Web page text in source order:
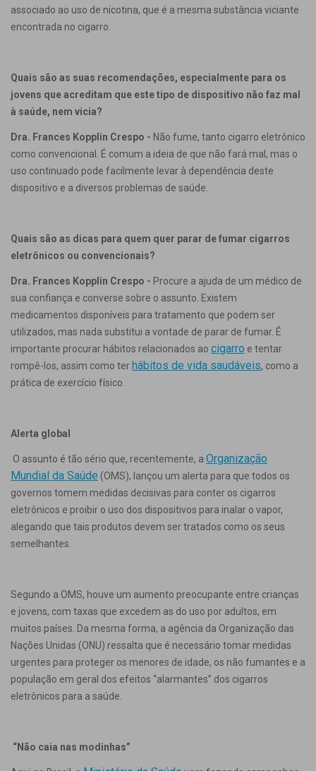
associado ao uso de nicotina, que é a mesma substância viciante
encontrada no cigarro.
Quais são as suas recomendações, especialmente para os
jovens que acreditam que este tipo de dispositivo não faz mal
à saúde, nem vicia?
Dra. Frances Kopplin Crespo - Não fume, tanto cigarro eletrônico
como convencional. É comum a ideia de que não fará mal, mas o
uso continuado pode facilmente levar à dependência deste
dispositivo e a diversos problemas de saúde.
Quais são as dicas para quem quer parar de fumar cigarros
eletrônicos ou convencionais?
Dra. Frances Kopplin Crespo - Procure a ajuda de um médico de
sua confiança e converse sobre o assunto. Existem
medicamentos disponíveis para tratamento que podem ser
utilizados, mas nada substitui a vontade de parar de fumar. É
importante procurar hábitos relacionados ao cigarro e tentar
rompê-los, assim como terhábitos de vida saudáveis, como a
prática de exercício físico.
Alerta global
O assunto é tão sério que, recentemente, a Organização
Mundial da Saúde (OMS), lançou um alerta para que todos os
governos tomem medidas decisivas para conter os cigarros
eletrônicos e proibir o uso dos dispositivos para inalar o vapor,
alegando que tais produtos devem ser tratados como os seus
semelhantes.
Segundo a OMS, houve um aumento preocupante entre crianças
e jovens, com taxas que excedem as do uso por adultos, em
muitos países. Da mesma forma, a agência da Organização das
Nações Unidas (ONU) ressalta que é necessário tomar medidas
urgentes para proteger os menores de idade, os não fumantes e a
população em geral dos efeitos “alarmantes” dos cigarros
eletrônicos para a saúde.
“Não caia nas modinhas”